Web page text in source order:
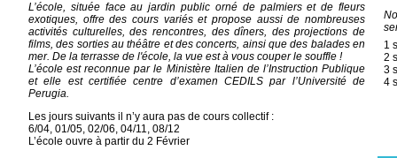
L’école, située face au jardin public orné de palmiers et de fleurs
exotiques, offre des cours variés et propose aussi de nombreuses
activités culturelles, des rencontres, des dîners, des projections de
films, des sorties au théâtre et des concerts, ainsi que des balades en
mer. De la terrasse de l'école, la vue est à vous couper le souffle !
L’école est reconnue par le Ministère Italien de l’Instruction Publique
et elle est certifiée centre d’examen CEDILS par l’Université de
Perugia.
Les jours suivants il n’y aura pas de cours collectif :
6/04, 01/05, 02/06, 04/11, 08/12
L’école ouvre à partir du 2 Février
1
2
3
4